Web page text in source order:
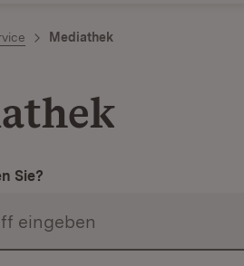
Mediathek
Sie?